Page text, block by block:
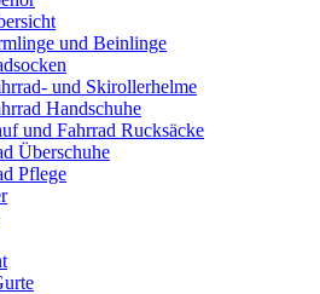
und Beinlinge
und Skirollerhelme
Handschuhe
und Fahrrad Rucksäcke
Überschuhe
Pflege